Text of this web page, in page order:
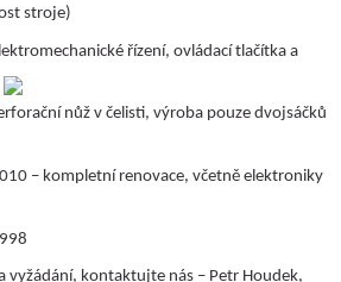
stroje)
řízení, ovládací tlačítka a
v čelisti, výroba pouze dvojsáčků
– kompletní renovace, včetně elektroniky
nás – Petr Houdek,
nejvhodnější balicí stroj
konkrétních